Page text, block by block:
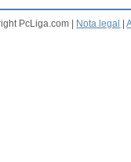
PcLiga.com | Nota legal |